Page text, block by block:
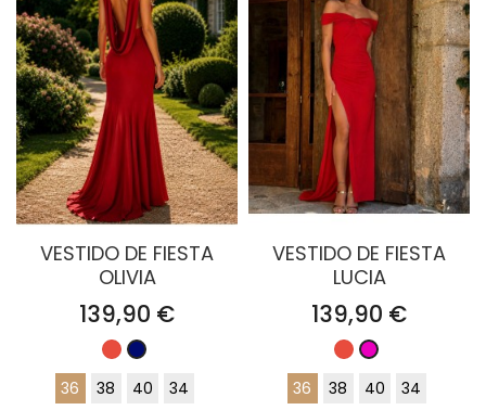
VESTIDO DE FIESTA
OLIVIA
Precio
139,90 €
RojoAzul
Marino
36 38 40 34
VESTIDO DE FIESTA
LUCIA
Precio
139,90 €
RojoFucsia
36
38 40 34